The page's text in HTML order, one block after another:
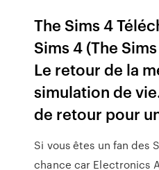
The Sims 4
Sims 4 (The
Le retour de la
simulation de
de retour pour
Si vous êtes un fan des
chance car Electronics